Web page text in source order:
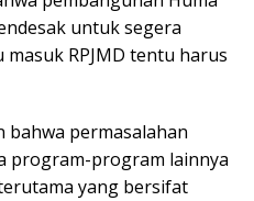
untuk segera
RPJMD tentu harus
bahwa permasalahan
program-program lainnya
yang bersifat